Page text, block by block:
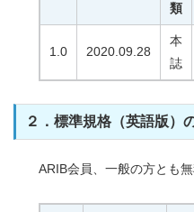
類
1.0 2020.09.28
本
誌
２．標準規格（英語版）
ARIB会員、一般の方とも